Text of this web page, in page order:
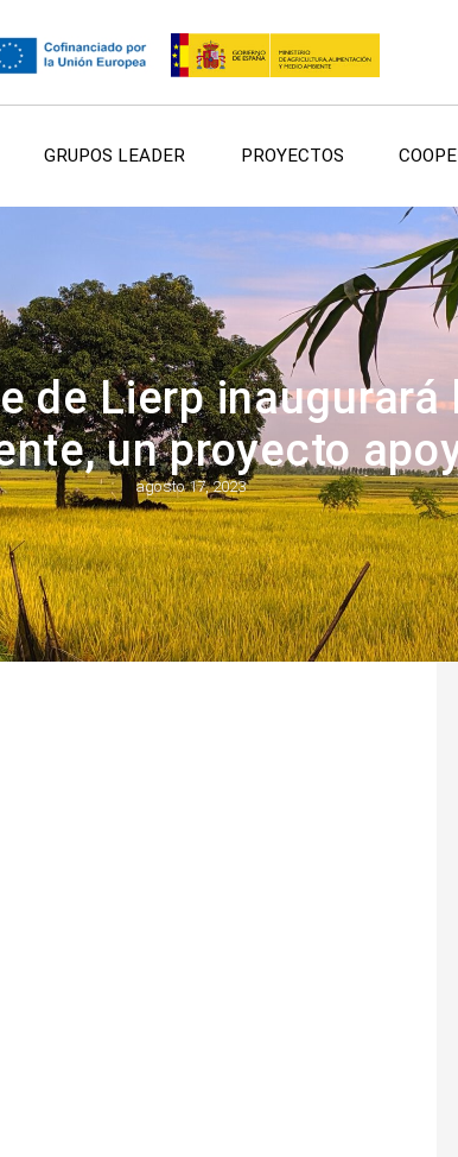
GRUPOS LEADER PROYECTOS
de Lierp
un proyecto
agosto 17, 2023